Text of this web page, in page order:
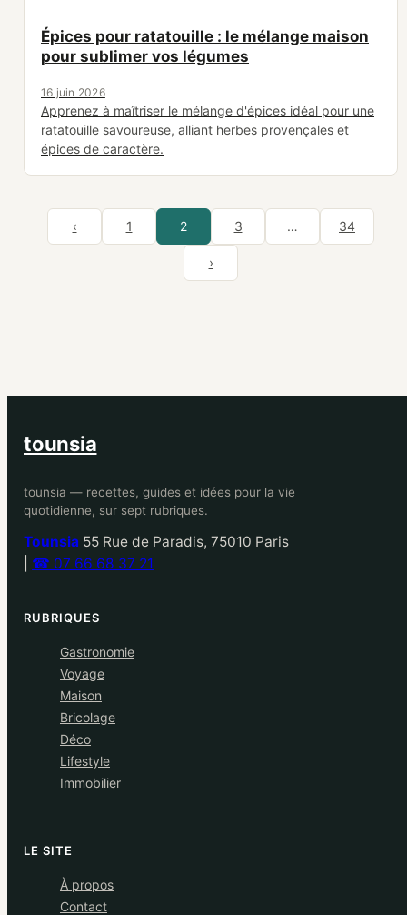
Épices pour ratatouille : le mélange maison
pour sublimer vos légumes
16 juin 2026
Apprenez à maîtriser le mélange d'épices idéal pour une
ratatouille savoureuse, alliant herbes provençales et
épices de caractère.
‹ 1 2 3 … 34
›
tounsia
tounsia — recettes, guides et idées pour la vie
quotidienne, sur sept rubriques.
Tounsia 55 Rue de Paradis, 75010 Paris
☎ 07 66 68 37 21
RUBRIQUES
Gastronomie
Voyage
Maison
Bricolage
Déco
Lifestyle
Immobilier
LE SITE
À propos
Contact